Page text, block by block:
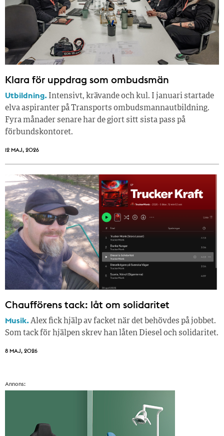
Klara för uppdrag som ombudsmän
Utbildning. Intensivt, krävande och kul. I januari startade
elva aspiranter på Transports ombudsmannautbildning.
Fyra månader senare har de gjort sitt sista pass på
förbundskontoret.
12 MAJ, 2026
Chaufförens tack: låt om solidaritet
Musik.Alex fick hjälp av facket när det behövdes på jobbet.
Som tack för hjälpen skrev han låten Diesel och solidaritet.
8 MAJ, 2026
Annons: